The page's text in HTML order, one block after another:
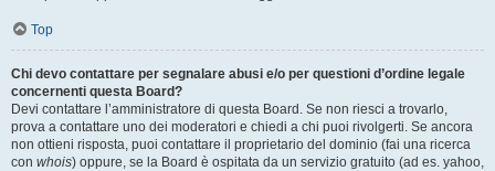
Top
Chi devo contattare per segnalare abusi e/o per questioni d’ordine legale
concernenti questa Board?
Devi contattare l’amministratore di questa Board. Se non riesci a trovarlo,
prova a contattare uno dei moderatori e chiedi a chi puoi rivolgerti. Se ancora
non ottieni risposta, puoi contattare il proprietario del dominio (fai una ricerca
con whois) oppure, se la Board è ospitata da un servizio gratuito (ad es. yahoo,